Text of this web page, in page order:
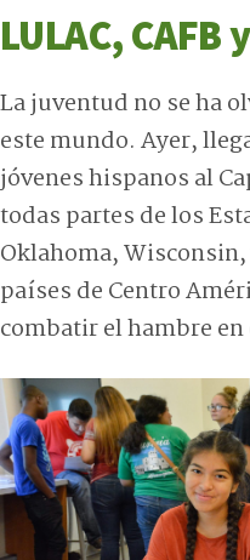
LULAC,
La juventud no se ha
este mundo. Ayer,
jóvenes hispanos al
todas partes de los
Oklahoma,
países de Centro
combatir el hambre